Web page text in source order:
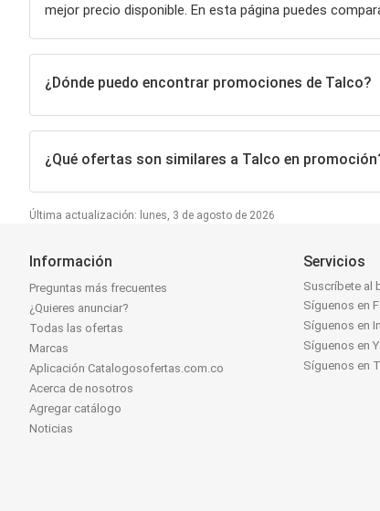
mejor precio disponible. En esta página puedes
¿Dónde puedo encontrar promociones de Talco?
¿Qué ofertas son similares a Talco en
Última actualización: lunes, 3 de agosto de 2026
Información
Preguntas más frecuentes
¿Quieres anunciar?
Todas las ofertas
Marcas
Aplicación Catalogosofertas.com.co
Acerca de nosotros
Agregar catálogo
Noticias
Servicios
Suscríbete al
Síguenos en
Síguenos en
Síguenos en
Síguenos en